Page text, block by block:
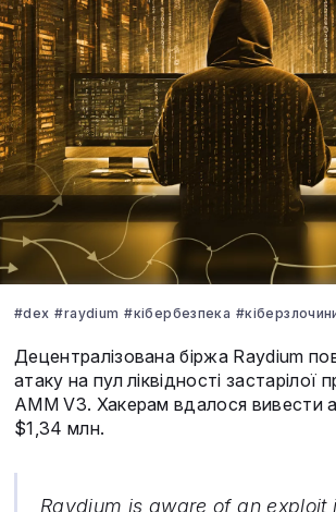
#dex #raydium #кібербезпека
Децентралізована біржа Raydium
атаку на пул ліквідності застарілої
AMM V3. Хакерам вдалося вивести
$1,34 млн.
Raydium is aware of an exploit